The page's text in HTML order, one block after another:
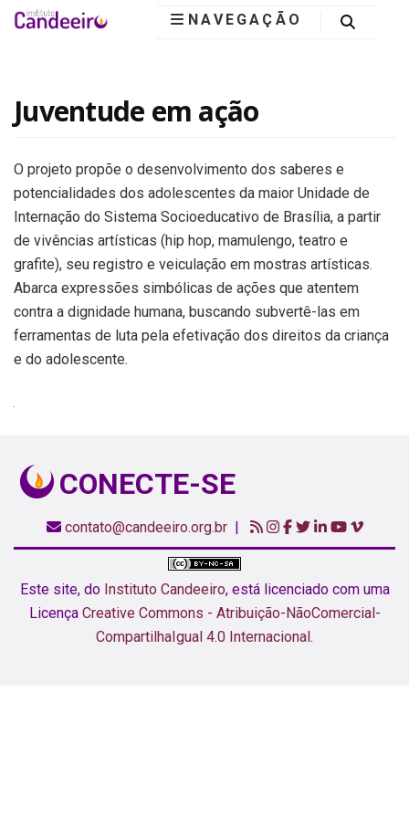
Candeeiro
NAVEGAÇÃO
Juventude em ação
O projeto propõe o desenvolvimento dos saberes e
potencialidades dos adolescentes da maior Unidade de
Internação do Sistema Socioeducativo de Brasília, a partir
de vivências artísticas (hip hop, mamulengo, teatro e
grafite), seu registro e veiculação em mostras artísticas.
Abarca expressões simbólicas de ações que atentem
contra a dignidade humana, buscando subvertê-las em
ferramentas de luta pela efetivação dos direitos da criança
e do adolescente.
CONECTE-SE
contato@candeeiro.org.br|
Este site,do Instituto Candeeiro, está licenciado com uma
Licença Creative Commons - Atribuição-NãoComercial-
CompartilhaIgual 4.0 Internacional.